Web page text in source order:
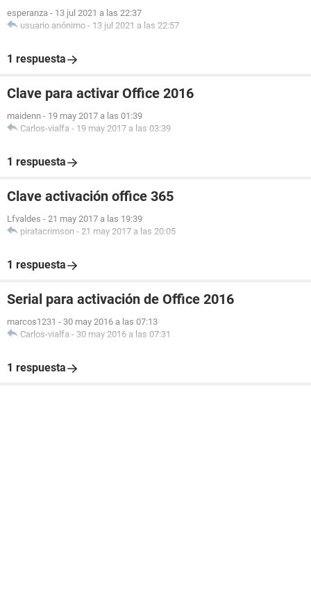
esperanza - 13 jul 2021 a las 22:37
usuario anónimo - 13 jul 2021 a las 22:57
1 respuesta
Clave para activar Office 2016
maidenn - 19 may 2017 a las 01:39
Carlos-vialfa - 19 may 2017 a las 03:39
1 respuesta
Clave activación office 365
Lfvaldes - 21 may 2017 a las 19:39
piratacrimson - 21 may 2017 a las 20:05
1 respuesta
Serial para activación de Office 2016
marcos1231 - 30 may 2016 a las 07:13
Carlos-vialfa - 30 may 2016 a las 07:31
1 respuesta